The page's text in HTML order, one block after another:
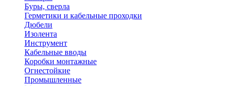
Буры, сверла
Герметики и кабельные проходки
Дюбели
Изолента
Инструмент
Кабельные вводы
Коробки монтажные
Огнестойкие
Промышленные